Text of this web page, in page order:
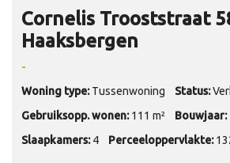
Cornelis Trooststraat
Haaksbergen
-
Woning type: Tussenwoning Status:
Gebruiksopp. wonen: 111 m² Bouwjaar:
Slaapkamers: 4 Perceeloppervlakte: